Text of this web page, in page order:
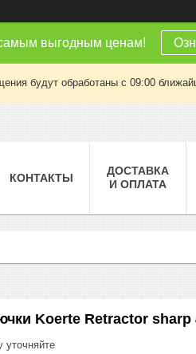
выгодным ценам!
будут обработаны с 09:00
КОНТАКТЫ
ДОСТАВКА
И ОПЛАТА
Koerte Retractor sharp
уточняйте